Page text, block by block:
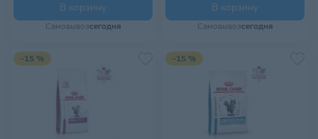
В корзину
Самовывозсегодня
В корзину
Самовывозсегодня
-15 % -15 %